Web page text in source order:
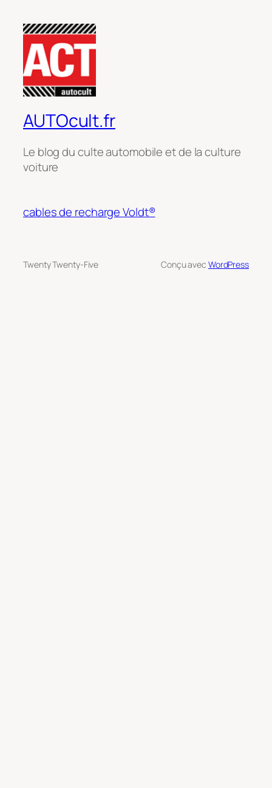
AUTOcult.fr
Le blog du culte automobile et de la culture
voiture
cables de recharge Voldt®
Twenty Twenty-Five Conçu avec WordPress